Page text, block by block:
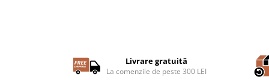
Livrare gratuită
La comenzile de peste 300 LEI